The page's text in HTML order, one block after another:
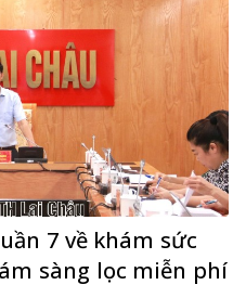
7 về khám sức
sàng lọc miễn phí